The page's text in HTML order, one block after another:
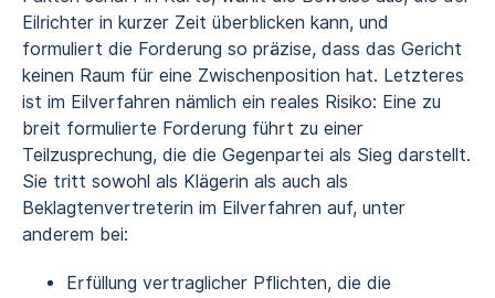
Eilrichter in kurzer Zeit überblicken kann, und
formuliert die Forderung so präzise, dass das Gericht
keinen Raum für eine Zwischenposition hat. Letzteres
ist im Eilverfahren nämlich ein reales Risiko: Eine zu
breit formulierte Forderung führt zu einer
Teilzusprechung, die die Gegenpartei als Sieg darstellt.
Sie tritt sowohl als Klägerin als auch als
Beklagtenvertreterin im Eilverfahren auf, unter
anderem bei:
Erfüllung vertraglicher Pflichten, die die